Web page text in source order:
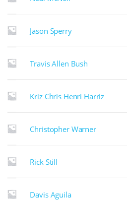
Jason Sperry
Travis Allen Bush
Kriz Chris Henri Harriz
Christopher Warner
Rick Still
Davis Aguila